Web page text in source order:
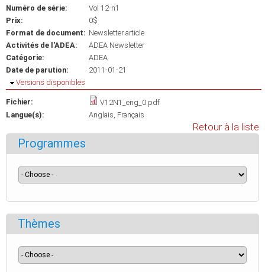
Numéro de série:
Vol 12-n1
Prix:
0$
Format de document: Newsletter article
Activités de l'ADEA:
ADEA Newsletter
Catégorie:
ADEA
Date de parution:
2011-01-21
Masquer
Versions disponibles
Fichier:
V12N1_eng_0.pdf
Langue(s):
Anglais Français
Retour à la liste
Programmes
Thèmes